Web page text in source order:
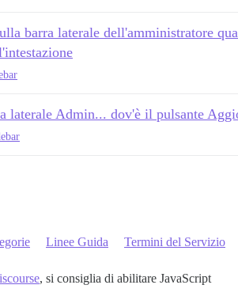
barra laterale dell'amministratore
laterale Admin... dov'è il pulsante
Linee Guida Termini del Servizio
, si consiglia di abilitare JavaScript